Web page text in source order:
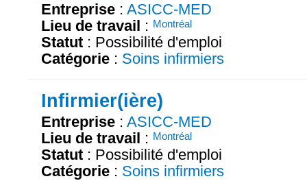
Entreprise : ASICC-MED
Lieu de travail : Montréal
Statut : Possibilité d'emploi
Catégorie : Soins infirmiers
Infirmier(ière)
Entreprise : ASICC-MED
Lieu de travail : Montréal
Statut : Possibilité d'emploi
Catégorie : Soins infirmiers